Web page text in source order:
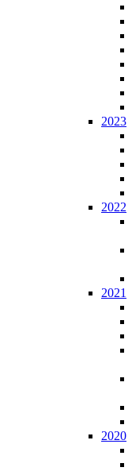
2023
2022
2021
2020